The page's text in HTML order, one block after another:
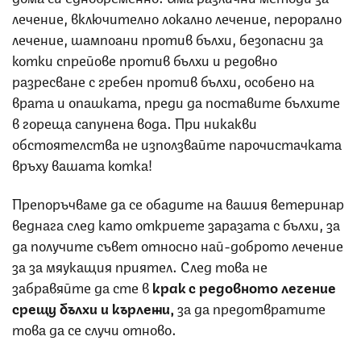
лечение, включително локално лечение, перорално
лечение, шампоани против бълхи, безопасни за
котки спрейове против бълхи и редовно
разресване с гребен против бълхи, особено на
врата и опашката, преди да поставите бълхите
в гореща сапунена вода. При никакви
обстоятелства не използвайте парочистачката
връху вашата котка!
Препоръчваме да се обадите на вашия ветеринар
веднага след като откриете заразата с бълхи, за
да получите съвет относно най-доброто лечение
за за мяукащия приятел. След това не
забравяйте да сте вкрак с редовното лечение
срещу бълхи и кърлежи, за да предотвратите
това да се случи отново.